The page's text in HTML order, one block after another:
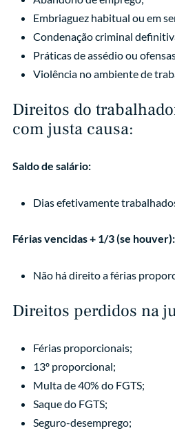
Embriaguez habitual ou em
Condenação criminal
Práticas de assédio ou
Violência no ambiente de
Direitos do
com justa causa:
Saldo de salário:
Dias efetivamente
Férias vencidas + 1/3 (se houver):
Não há direito a férias
Direitos perdidos na
Férias proporcionais;
13º proporcional;
Multa de 40% do FGTS;
Saque do FGTS;
Seguro-desemprego;